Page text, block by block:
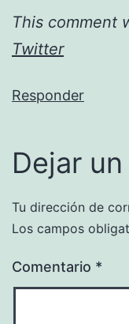
This comment
Twitter
Responder
Dejar
Tu dirección de
Los campos
Comentario *